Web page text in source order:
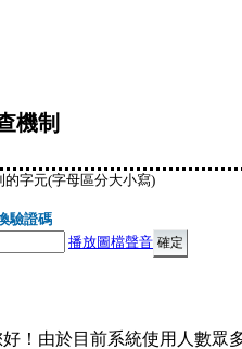
機制
字元(字母區分大小寫)
驗證碼
播放圖檔聲音
！由於目前系統使用人數眾